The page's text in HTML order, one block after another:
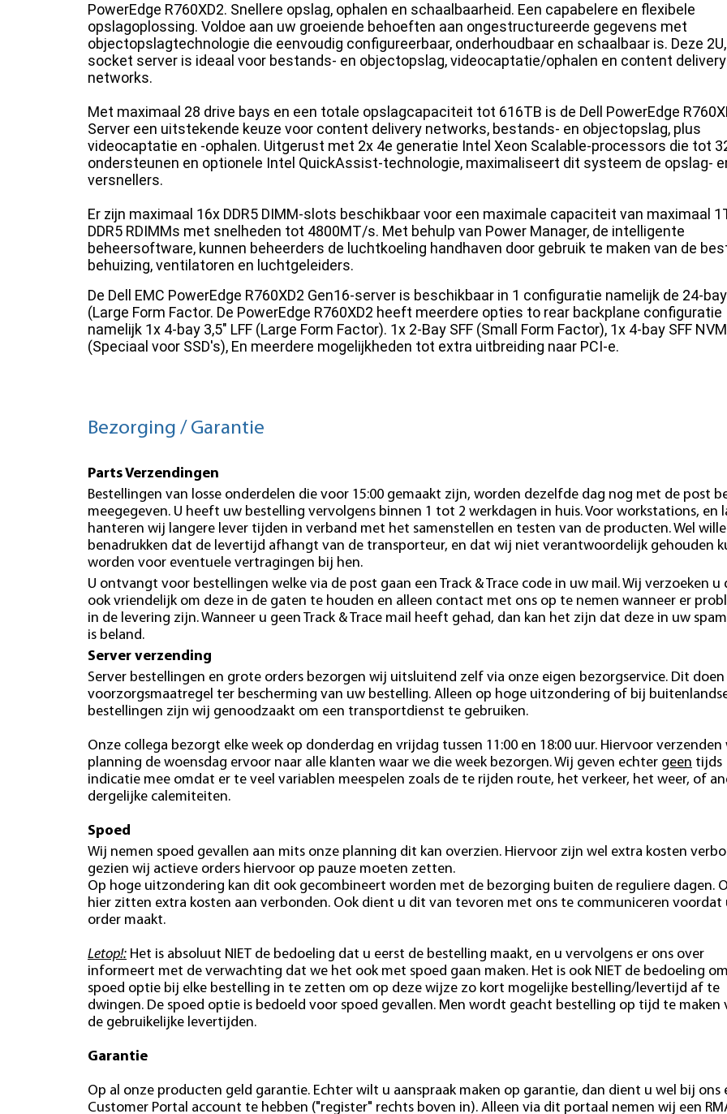
PowerEdge R760XD2. Snellere opslag, ophalen en schaalbaarheid. Een capabelere en flexibele
opslagoplossing. Voldoe aan uw groeiende behoeften aan ongestructureerde gegevens met
objectopslagtechnologie die eenvoudig configureerbaar, onderhoudbaar en schaalbaar is. Deze
socket server is ideaal voor bestands- en objectopslag, videocaptatie/ophalen en content delivery
networks.
Met maximaal 28 drive bays en een totale opslagcapaciteit tot 616TB is de Dell PowerEdge
Server een uitstekende keuze voor content delivery networks, bestands- en objectopslag, plus
videocaptatie en -ophalen. Uitgerust met 2x 4e generatie Intel Xeon Scalable-processors die tot
ondersteunen en optionele Intel QuickAssist-technologie, maximaliseert dit systeem de opslag-
versnellers.
Er zijn maximaal 16x DDR5 DIMM-slots beschikbaar voor een maximale capaciteit van maximaal
DDR5 RDIMMs met snelheden tot 4800MT/s. Met behulp van Power Manager, de intelligente
beheersoftware, kunnen beheerders de luchtkoeling handhaven door gebruik te maken van de
behuizing, ventilatoren en luchtgeleiders.
De Dell EMC PowerEdge R760XD2 Gen16-server is beschikbaar in 1 configuratie namelijk de 24-bay
(Large Form Factor. De PowerEdge R760XD2 heeft meerdere opties to rear backplane configuratie
namelijk 1x 4-bay 3,5" LFF (Large Form Factor). 1x 2-Bay SFF (Small Form Factor), 1x 4-bay SFF
(Speciaal voor SSD's), En meerdere mogelijkheden tot extra uitbreiding naar PCI-e.
Bezorging / Garantie
Parts Verzendingen
Bestellingen van losse onderdelen die voor 15:00 gemaakt zijn, worden dezelfde dag nog met de post
meegegeven. U heeft uw bestelling vervolgens binnen 1 tot 2 werkdagen in huis. Voor workstations, en
hanteren wij langere lever tijden in verband met het samenstellen en testen van de producten. Wel
benadrukken dat de levertijd afhangt van de transporteur, en dat wij niet verantwoordelijk gehouden
worden voor eventuele vertragingen bij hen.
U ontvangt voor bestellingen welke via de post gaan een Track & Trace code in uw mail. Wij verzoeken u
ook vriendelijk om deze in de gaten te houden en alleen contact met ons op te nemen wanneer er
in de levering zijn. Wanneer u geen Track & Trace mail heeft gehad, dan kan het zijn dat deze in uw
is beland.
Server verzending
Server bestellingen en grote orders bezorgen wij uitsluitend zelf via onze eigen bezorgservice. Dit
voorzorgsmaatregel ter bescherming van uw bestelling. Alleen op hoge uitzondering of bij
bestellingen zijn wij genoodzaakt om een transportdienst te gebruiken.
Onze collega bezorgt elke week op donderdag en vrijdag tussen 11:00 en 18:00 uur. Hiervoor verzenden
planning de woensdag ervoor naar alle klanten waar we die week bezorgen. Wij geven echter geen tijds
indicatie mee omdat er te veel variablen meespelen zoals de te rijden route, het verkeer, het weer, of
dergelijke calemiteiten.
Spoed
Wij nemen spoed gevallen aan mits onze planning dit kan overzien. Hiervoor zijn wel extra kosten
gezien wij actieve orders hiervoor op pauze moeten zetten.
Op hoge uitzondering kan dit ook gecombineert worden met de bezorging buiten de reguliere dagen.
hier zitten extra kosten aan verbonden. Ook dient u dit van tevoren met ons te communiceren voordat
order maakt.
Letop!: Het is absoluut NIET de bedoeling dat u eerst de bestelling maakt, en u vervolgens er ons over
informeert met de verwachting dat we het ook met spoed gaan maken. Het is ook NIET de bedoeling
spoed optie bij elke bestelling in te zetten om op deze wijze zo kort mogelijke bestelling/levertijd af te
dwingen. De spoed optie is bedoeld voor spoed gevallen. Men wordt geacht bestelling op tijd te maken
de gebruikelijke levertijden.
Garantie
Op al onze producten geld garantie. Echter wilt u aanspraak maken op garantie, dan dient u wel bij ons
Customer Portal account te hebben ("register" rechts boven in). Alleen via dit portaal nemen wij een